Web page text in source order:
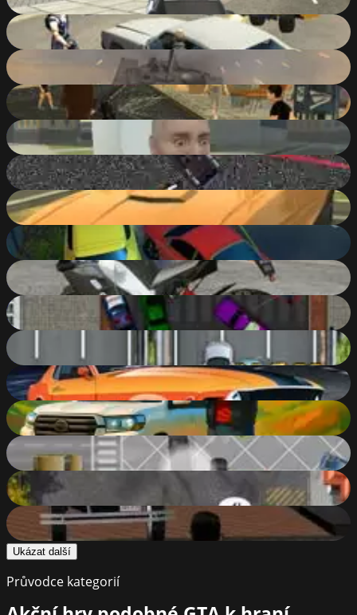
82%
Cars Thief 2: Tank Edition
80
Tank Driver Simulator
79
Grand Gang: Crime Island
78
Grand Skibidi Town
78%
GTA Car Rush
78%
Parking Fury 3D
77%
Parking Fury 3D: Night Thief
73%
GTA Motorbikes Puzzle
67
%
Ace Gangster
66
Freeway Fury 3
65
GTA Cars Jigsaw Challenge
64%
Land Cruiser Offroad Driver
63%
The Heist
62
Valet Parking 2
50%
Downtown 1930s
10
Ukázat další
Průvodce kategorií